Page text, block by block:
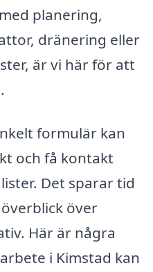
planering,
dränering eller
är vi här för att
formulär kan
och få kontakt
Det sparar tid
över
Här är några
i Kimstad kan